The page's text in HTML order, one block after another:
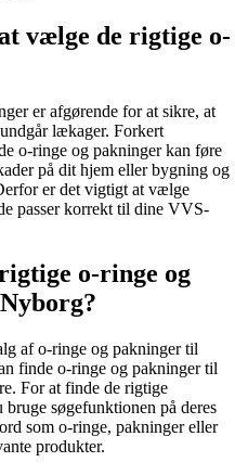
vælge de rigtige o-
er afgørende for at sikre, at
lækager. Forkert
o-ringe og pakninger kan føre
på dit hjem eller bygning og
er det vigtigt at vælge
passer korrekt til dine VVS-
o-ringe og
af o-ringe og pakninger til
finde o-ringe og pakninger til
For at finde de rigtige
søgefunktionen på deres
som o-ringe, pakninger eller
produkter.